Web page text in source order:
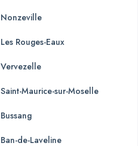
Nonzeville
Les Rouges-Eaux
Vervezelle
Saint-Maurice-sur-Moselle
Bussang
Ban-de-Laveline